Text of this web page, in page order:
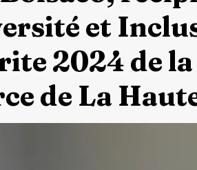
et
2024 de
de La